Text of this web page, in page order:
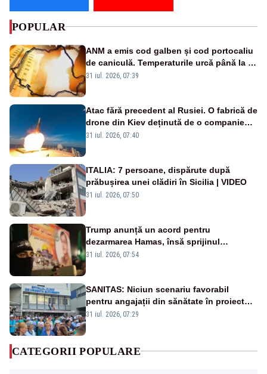
POPULAR
ANM a emis cod galben și cod portocaliu
de caniculă. Temperaturile urcă până la 38
de grade, iar nopțile devin tropicale
31 iul. 2026, 07:39
Atac fără precedent al Rusiei. O fabrică de
drone din Kiev deținută de o companie
americană, distrusă de o rachetă
31 iul. 2026, 07:40
ITALIA: 7 persoane, dispărute după
prăbușirea unei clădiri în Sicilia | VIDEO
31 iul. 2026, 07:50
Trump anunță un acord pentru
dezarmarea Hamas, însă sprijinul
Israelului rămâne incert
31 iul. 2026, 07:54
SANITAS: Niciun scenariu favorabil
pentru angajații din sănătate în proiectul
Legii salarizării
31 iul. 2026, 07:29
CATEGORII POPULARE